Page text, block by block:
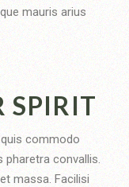
mauris arius
SPIRIT
commodo
pharetra convallis.
massa. Facilisi